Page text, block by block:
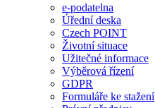
e-podatelna
Úřední deska
Czech POINT
Životní situace
Užitečné informace
Výběrová řízení
GDPR
Formuláře ke stažení